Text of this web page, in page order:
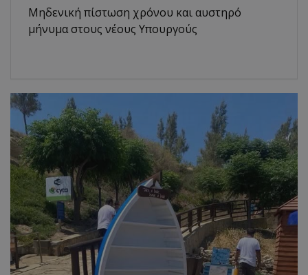
Μηδενική πίστωση χρόνου και αυστηρό
μήνυμα στους νέους Υπουργούς